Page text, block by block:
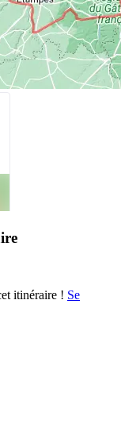
itinéraire ! Se